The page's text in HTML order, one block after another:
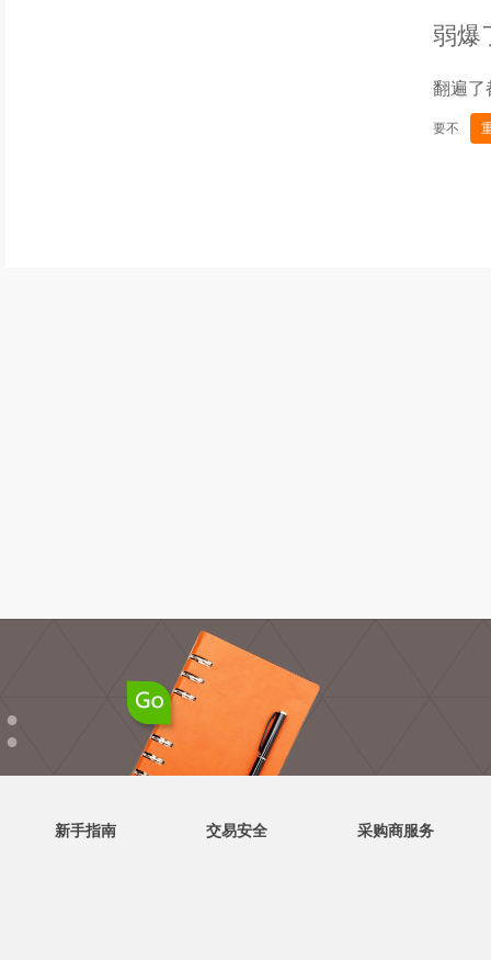
弱爆
翻遍了
要不
●
●
新手指南 交易安全 采购商服务